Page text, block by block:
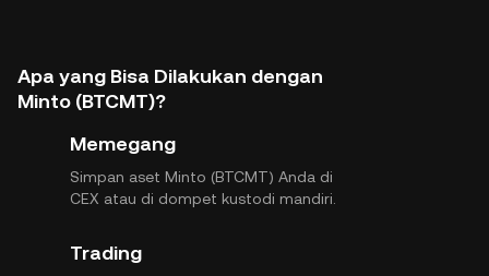
Apa yang Bisa Dilakukan dengan
Minto (BTCMT)?
Memegang
Simpan aset Minto (BTCMT) Anda di
CEX atau di dompet kustodi mandiri.
Trading